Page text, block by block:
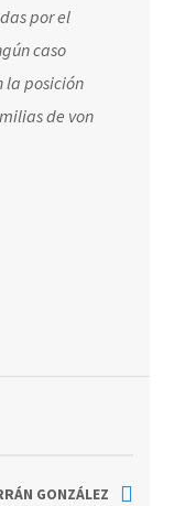
por el
caso
la posición
de von
GONZÁLEZ